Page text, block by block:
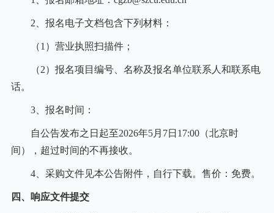
2 、报名电子文档包含下列材料：
（1）营业执照扫描件；
（2）报名项目编号、名称及报名单位联系人和联系电
话。
3、报名时间：
自公告发布之日起至2026年5月7日17:00（北京时
间），超过时间的不再接收。
4、采购文件见本公告附件，自行下载。售价：免费。
四、响应文件提交